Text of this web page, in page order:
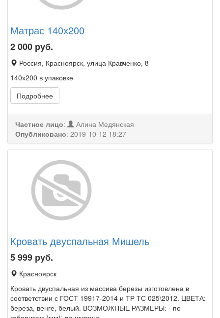
Матрас 140х200
2 000 руб.
Россия, Красноярск, улица Кравченко, 8
140х200 в упаковке
Подробнее
Частное лицо:
Алина Медянская
Опубликовано: 2019-10-12 18:27
Кровать двуспальная Мишель
5 999 руб.
Красноярск
Кровать двуспальная из массива березы изготовлена в
соответствии с ГОСТ 19917-2014 и ТР ТС 025\2012. ЦВЕТА:
береза, венге, белый. ВОЗМОЖНЫЕ РАЗМЕРЫ: - по